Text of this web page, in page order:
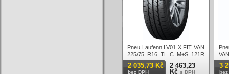
Pneu Laufenn LV01 X FIT VAN
225/75 R16 TL C M+S 121R
Letní
2 035,73 Kč
bez DPH
2 463,23
Kč s DPH
3
bez